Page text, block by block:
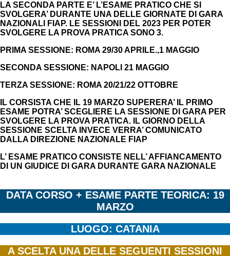
LA SECONDA PARTE E’ L’ESAME PRATICO CHE SI
SVOLGERA’ DURANTE UNA DELLE GIORNATE DI GARA
NAZIONALI FIAP. LE SESSIONI DEL 2023 PER POTER
SVOLGERE LA PROVA PRATICA SONO 3.
PRIMA SESSIONE: ROMA 29/30 APRILE.,1 MAGGIO
SECONDA SESSIONE: NAPOLI 21 MAGGIO
TERZA SESSIONE: ROMA 20/21/22 OTTOBRE
IL CORSISTA CHE IL 19 MARZO SUPERERA’ IL PRIMO
ESAME POTRA’ SCEGLIERE LA SESSIONE DI GARA PER
SVOLGERE LA PROVA PRATICA. IL GIORNO DELLA
SESSIONE SCELTA INVECE VERRA’ COMUNICATO
DALLA DIREZIONE NAZIONALE FIAP
L’ ESAME PRATICO CONSISTE NELL’ AFFIANCAMENTO
DI UN GIUDICE DI GARA DURANTE GARA NAZIONALE
DATA CORSO + ESAME PARTE TEORICA: 19
MARZO
LUOGO: CATANIA
A SCELTA UNA DELLE SEGUENTI SESSIONI